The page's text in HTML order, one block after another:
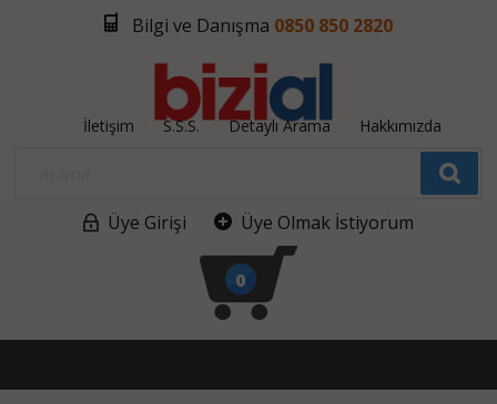
Bilgi ve Danışma 0850 850 2820
İletişim S.S.S. Detaylı Arama Hakkımızda
Üye Girişi Üye Olmak İstiyorum
0